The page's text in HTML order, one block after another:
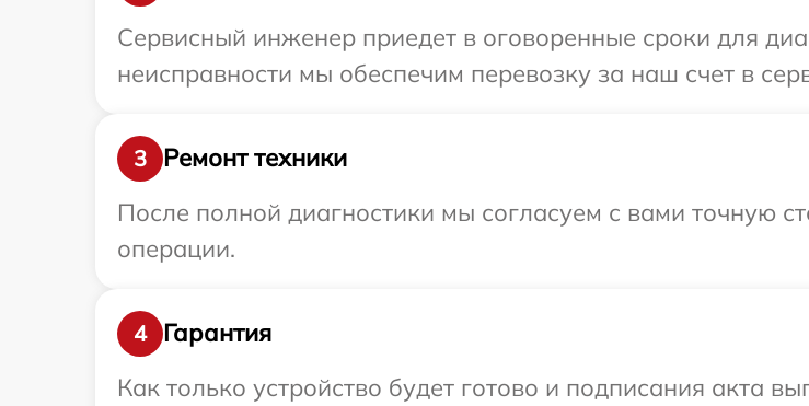
Сервисный инженер приедет в оговоренные сроки для
неисправности мы обеспечим перевозку за наш счет в
3
Ремонт техники
После полной диагностики мы согласуем с вами точную
операции.
4
Гарантия
Как только устройство будет готово и подписания акта